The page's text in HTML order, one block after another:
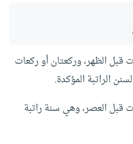
قبل الظهر، وركعتان أو ركعات
الراتبة المؤكدة.
قبل العصر، وهي سنة راتبة